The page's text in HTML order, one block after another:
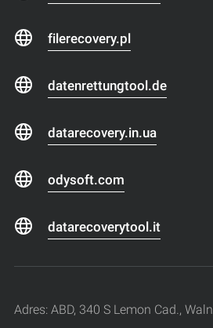
filerecovery.pl
datenrettungtool.de
datarecovery.in.ua
odysoft.com
datarecoverytool.it
Adres: ABD, 340 S Lemon Cad.,